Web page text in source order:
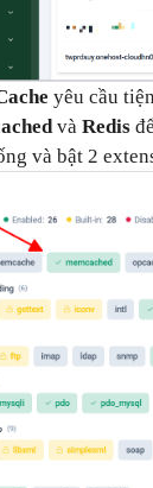
yêu cầu
và Redis
và bật 2